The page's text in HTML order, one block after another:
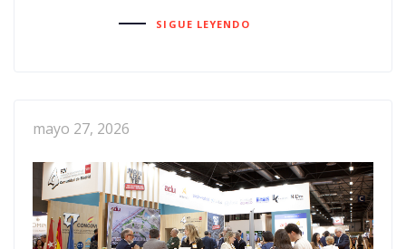
SIGUE LEYENDO
mayo 27, 2026